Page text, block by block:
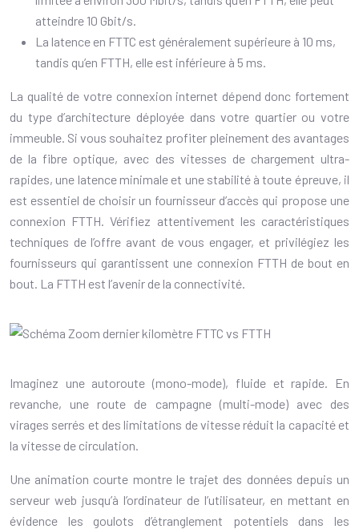
atteindre 10 Gbit/s.
La latence en FTTC est généralement supérieure à 10 ms,
tandis qu’en FTTH, elle est inférieure à 5 ms.
La qualité de votre connexion internet dépend donc fortement
du type d’architecture déployée dans votre quartier ou votre
immeuble. Si vous souhaitez profiter pleinement des avantages
de la fibre optique, avec des vitesses de chargement ultra-
rapides, une latence minimale et une stabilité à toute épreuve, il
est essentiel de choisir un fournisseur d’accès qui propose une
connexion FTTH. Vérifiez attentivement les caractéristiques
techniques de l’offre avant de vous engager, et privilégiez les
fournisseurs qui garantissent une connexion FTTH de bout en
bout. La FTTH est l’avenir de la connectivité.
Imaginez une autoroute (mono-mode), fluide et rapide. En
revanche, une route de campagne (multi-mode) avec des
virages serrés et des limitations de vitesse réduit la capacité et
la vitesse de circulation.
Une animation courte montre le trajet des données depuis un
serveur web jusqu’à l’ordinateur de l’utilisateur, en mettant en
évidence les goulots d’étranglement potentiels dans les